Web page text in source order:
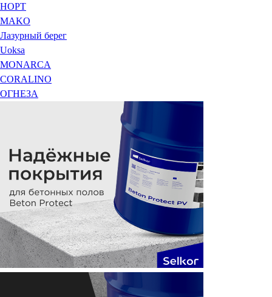
НОРТ
MAKO
Лазурный берег
Uoksa
MONARCA
CORALINO
ОГНЕЗА